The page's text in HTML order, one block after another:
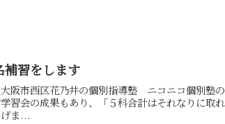
補習をします
阪市西区花乃井の個別指導塾 ニコニコ個別塾
習会の成果もあり、「５科合計はそれなりに取
ま...